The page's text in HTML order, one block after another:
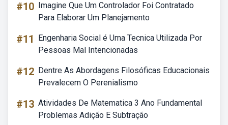
#10 Imagine Que Um Controlador Foi Contratado
Para Elaborar Um Planejamento
#11
Engenharia Social é Uma Tecnica Utilizada Por
Pessoas Mal Intencionadas
#12 Dentre As Abordagens Filosóficas Educacionais
Prevalecem O Perenialismo
#13 Atividades De Matematica 3 Ano Fundamental
Problemas Adição E Subtração